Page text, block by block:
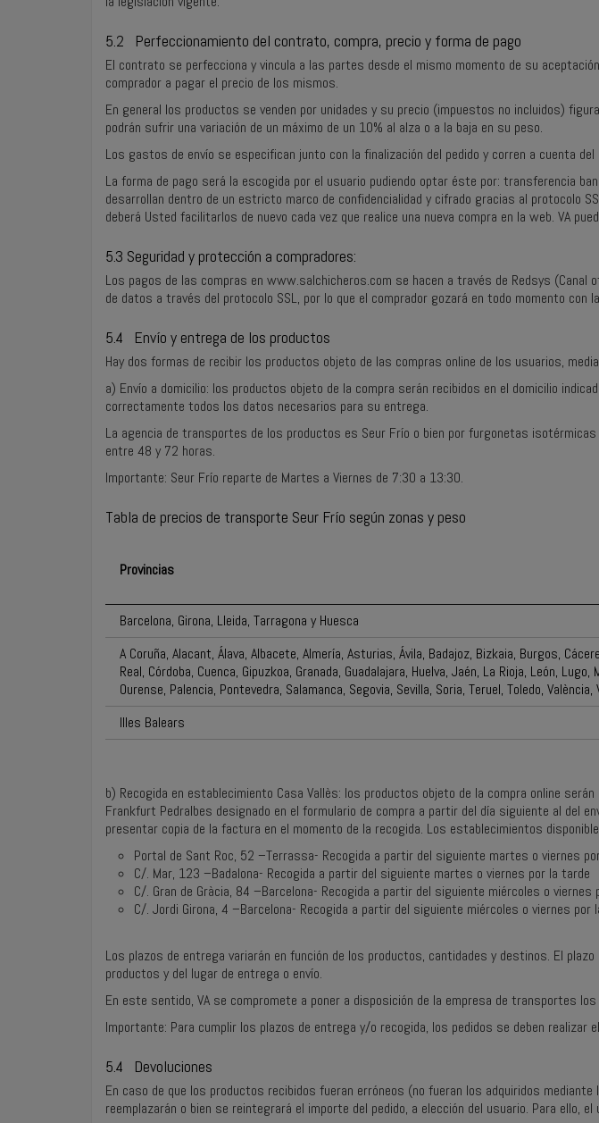
5.2 Perfeccionamiento del contrato, compra, precio y forma de pago
El contrato se perfecciona y vincula a las partes desde el mismo momento de su
comprador a pagar el precio de los mismos.
En general los productos se venden por unidades y su precio (impuestos no incluidos)
podrán sufrir una variación de un máximo de un 10% al alza o a la baja en su peso.
Los gastos de envío se especifican junto con la finalización del pedido y corren a cuenta del
La forma de pago será la escogida por el usuario pudiendo optar éste por: transferencia
desarrollan dentro de un estricto marco de confidencialidad y cifrado gracias al protocolo
deberá Usted facilitarlos de nuevo cada vez que realice una nueva compra en la web. VA
5.3 Seguridad y protección a compradores:
Los pagos de las compras en www.salchicheros.com se hacen a través de Redsys
de datos a través del protocolo SSL, por lo que el comprador gozará en todo momento con
5.4 Envío y entrega de los productos
Hay dos formas de recibir los productos objeto de las compras online de los usuarios,
a) Envío a domicilio: los productos objeto de la compra serán recibidos en el domicilio
correctamente todos los datos necesarios para su entrega.
La agencia de transportes de los productos es Seur Frío o bien por furgonetas
entre 48 y 72 horas.
Importante: Seur Frío reparte de Martes a Viernes de 7:30 a 13:30.
Tabla de precios de transporte Seur Frío según zonas y peso
Provincias
Barcelona, Girona, Lleida, Tarragona y Huesca
A Coruña, Alacant, Álava, Albacete, Almería, Asturias, Ávila, Badajoz, Bizkaia, Burgos,
Real, Córdoba, Cuenca, Gipuzkoa, Granada, Guadalajara, Huelva, Jaén, La Rioja, León,
Ourense, Palencia, Pontevedra, Salamanca, Segovia, Sevilla, Soria, Teruel, Toledo,
Illes Balears
b) Recogida en establecimiento Casa Vallès: los productos objeto de la compra online
Frankfurt Pedralbes designado en el formulario de compra a partir del día siguiente al del
presentar copia de la factura en el momento de la recogida. Los establecimientos
Portal de Sant Roc, 52 –Terrassa- Recogida a partir del siguiente martes o viernes
C/. Mar, 123 –Badalona- Recogida a partir del siguiente martes o viernes por la tarde
C/. Gran de Gràcia, 84 –Barcelona- Recogida a partir del siguiente miércoles o viernes
C/. Jordi Girona, 4 –Barcelona- Recogida a partir del siguiente miércoles o viernes por
Los plazos de entrega variarán en función de los productos, cantidades y destinos. El
productos y del lugar de entrega o envío.
En este sentido, VA se compromete a poner a disposición de la empresa de transportes
Importante: Para cumplir los plazos de entrega y/o recogida, los pedidos se deben realizar
5.4 Devoluciones
En caso de que los productos recibidos fueran erróneos (no fueran los adquiridos
reemplazarán o bien se reintegrará el importe del pedido, a elección del usuario. Para ello, el